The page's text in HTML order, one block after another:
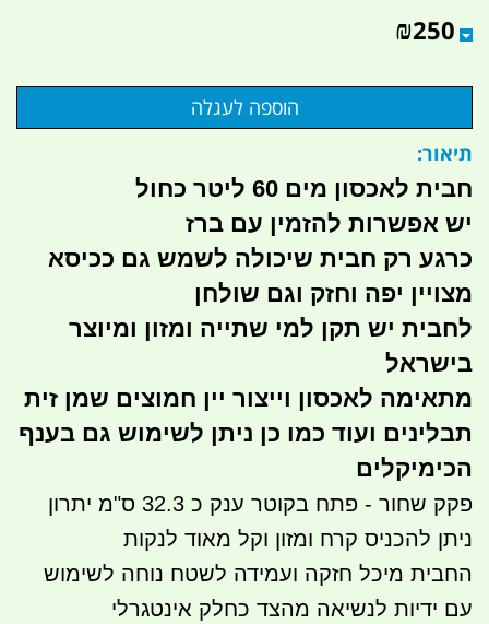
₪250
תיאור:
חבית לאכסון מים 60 ליטר כחול
יש אפשרות להזמין עם ברז
כרגע רק חבית שיכולה לשמש גם ככיסא
מצויין יפה וחזק וגם שולחן
לחבית יש תקן למי שתייה ומזון ומיוצר
בישראל
מתאימה לאכסון וייצור יין חמוצים שמן זית
תבלינים ועוד כמו כן ניתן לשימוש גם בענף
הכימיקלים
פקק שחור - פתח בקוטר ענק כ 32.3 ס"מ יתרון
ניתן להכניס קרח ומזון וקל מאוד לנקות
החבית מיכל חזקה ועמידה לשטח נוחה לשימוש
עם ידיות לנשיאה מהצד כחלק אינטגרלי